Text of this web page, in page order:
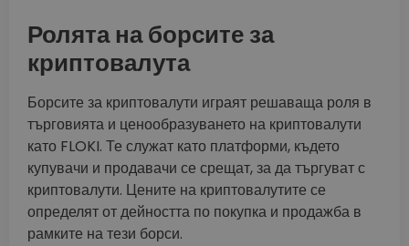
Ролята на борсите за
криптовалута
Борсите за криптовалути играят решаваща роля в
търговията и ценообразуването на криптовалути
като FLOKI. Те служат като платформи, където
купувачи и продавачи се срещат, за да търгуват с
криптовалути. Цените на криптовалутите се
определят от дейността по покупка и продажба в
рамките на тези борси.